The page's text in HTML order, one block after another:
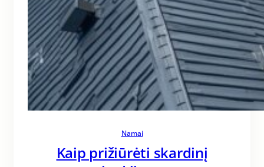
Namai
Kaip prižiūrėti skardinį